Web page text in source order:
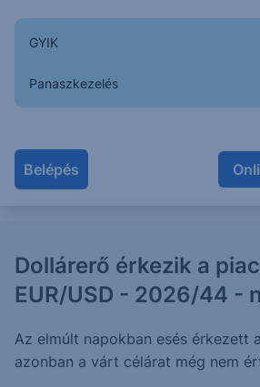
GYIK
Panaszkezelés
Belépés
2026/45 - napi
amely elérte a várt célárat, majd a
további esés bontakozott ki.
2026. június 9.
Dollárerő érkezik a
EUR/USD - 2026/44 -
Az elmúlt napokban esés érkezett
azonban a várt célárat még nem